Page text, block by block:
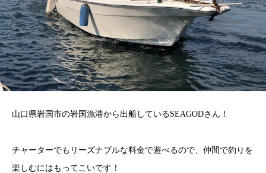
山口県岩国市の岩国漁港から出船しているSEAGODさん！
チャーターでもリーズナブルな料金で遊べるので、仲間で釣りを
楽しむにはもってこいです！